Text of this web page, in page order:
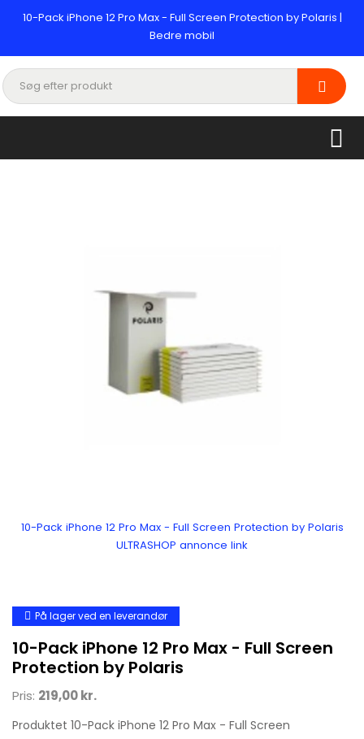
10-Pack iPhone 12 Pro Max - Full Screen Protection by Polaris |
Bedre mobil
10-Pack iPhone 12 Pro Max - Full Screen Protection by Polaris
ULTRASHOP annonce link
På lager ved en leverandør
10-Pack iPhone 12 Pro Max - Full Screen
Protection by Polaris
Pris: 219,00 kr.
Produktet 10-Pack iPhone 12 Pro Max - Full Screen